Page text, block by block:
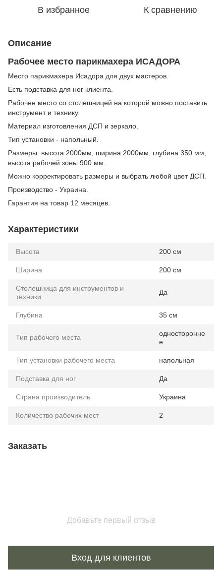
В избранное К сравнению
Описание
Рабочее место парикмахера ИСАДОРА
Место парикмахера Исадора для двух мастеров.
Есть подставка для ног клиента.
Рабочее место со столешницей на которой можно поставить
инструмент и технику.
Материал изготовления ДСП и зеркало.
Тип установки - напольный.
Размеры: высота 2000мм, ширина 2000мм, глубина 350 мм,
высота рабочей зоны 900 мм.
Можно корректировать размеры и выбрать любой цвет ДСП.
Производство - Украина.
Гарантия на товар 12 месяцев.
Характеристики
Высота 200 см
Ширина 200 см
Столешница для инструментов и
техники
Да
Глубина 35 см
Тип рабочего места
односторонне
е
Тип установки рабочего места напольная
Подставка для ног Да
Страна производитель Украина
Количество рабочих мест 2
Заказать
Добавьте первый отзыв
Вход для клиентов